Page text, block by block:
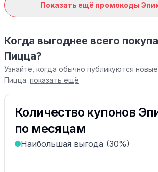
Показать ещё промокоды
Когда выгоднее всего
Пицца?
Узнайте, когда обычно публикуются
Пицца. показать ещё
Количество купонов
по месяцам
Наибольшая выгода (30%)